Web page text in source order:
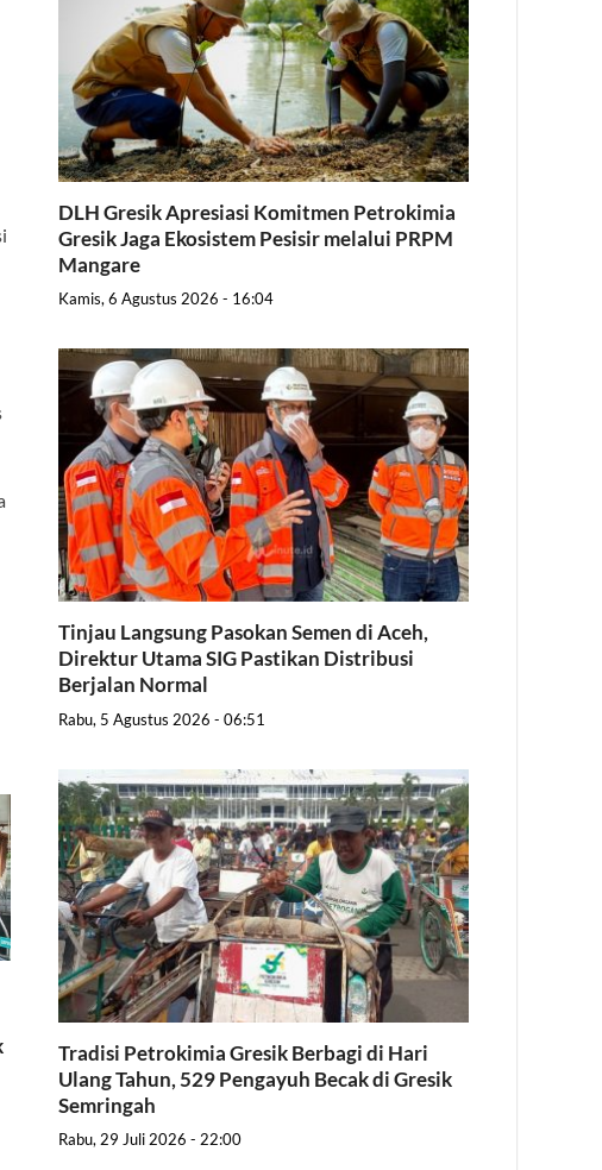
DLH Gresik Apresiasi Komitmen Petrokimia
Gresik Jaga Ekosistem Pesisir melalui PRPM
Mangare
Kamis, 6 Agustus 2026 - 16:04
Tinjau Langsung Pasokan Semen di Aceh,
Direktur Utama SIG Pastikan Distribusi
Berjalan Normal
Rabu, 5 Agustus 2026 - 06:51
Tradisi Petrokimia Gresik Berbagi di Hari
Ulang Tahun, 529 Pengayuh Becak di Gresik
Semringah
Rabu, 29 Juli 2026 - 22:00